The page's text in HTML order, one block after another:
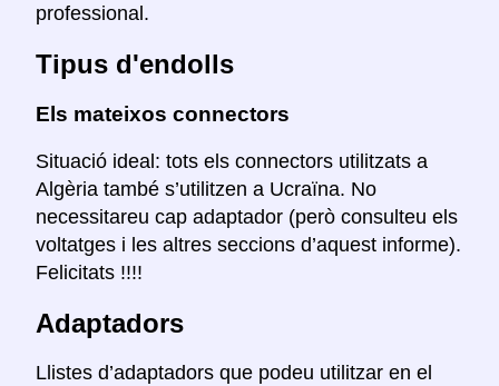
professional.
Tipus d'endolls
Els mateixos connectors
Situació ideal: tots els connectors utilitzats a
Algèria també s’utilitzen a Ucraïna. No
necessitareu cap adaptador (però consulteu els
voltatges i les altres seccions d’aquest informe).
Felicitats !!!!
Adaptadors
Llistes d’adaptadors que podeu utilitzar en el